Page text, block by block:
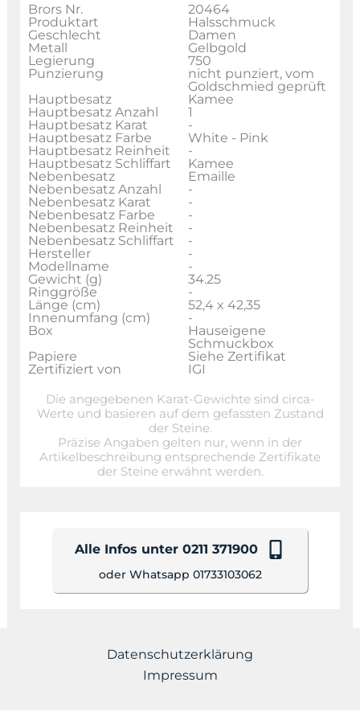
Brors Nr.
20464
Produktart
Halsschmuck
Geschlecht
Damen
Metall
Gelbgold
Legierung
750
Punzierung
nicht punziert, vom
Goldschmied geprüft
Hauptbesatz
Kamee
Hauptbesatz Anzahl
1
Hauptbesatz Karat
-
Hauptbesatz Farbe
White - Pink
Hauptbesatz Reinheit
-
Hauptbesatz Schliffart
Kamee
Nebenbesatz
Emaille
Nebenbesatz Anzahl
-
Nebenbesatz Karat
-
Nebenbesatz Farbe
-
Nebenbesatz Reinheit
-
Nebenbesatz Schliffart
-
Hersteller
-
Modellname
-
Gewicht (g)
34.25
Ringgröße
-
Länge (cm)
52,4 x 42,35
Innenumfang (cm)
-
Box
Hauseigene
Schmuckbox
Papiere
Siehe Zertifikat
Zertifiziert von
IGI
Die angegebenen Karat-Gewichte sind circa-
Werte und basieren auf dem gefassten Zustand
der Steine.
Präzise Angaben gelten nur, wenn in der
Artikelbeschreibung entsprechende Zertifikate
der Steine erwähnt werden.
Alle Infos unter 0211 371900
oder Whatsapp 01733103062
Datenschutzerklärung
Impressum